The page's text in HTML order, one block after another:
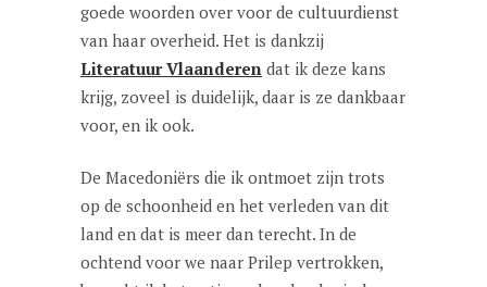
goede woorden over voor de cultuurdienst
van haar overheid. Het is dankzij
Literatuur Vlaanderen dat ik deze kans
krijg, zoveel is duidelijk, daar is ze dankbaar
voor, en ik ook.
De Macedoniërs die ik ontmoet zijn trots
op de schoonheid en het verleden van dit
land en dat is meer dan terecht. In de
ochtend voor we naar Prilep vertrokken,